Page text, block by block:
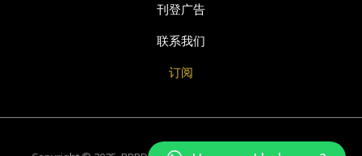
刊登广告
联系我们
订阅